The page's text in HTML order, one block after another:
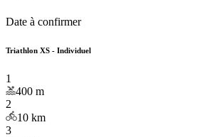
Date à confirmer
Triathlon XS - Individuel
1
400 m
2
10 km
3